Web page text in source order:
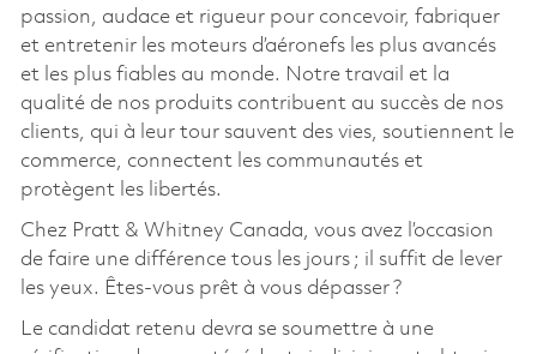
passion, audace et rigueur pour concevoir, fabriquer
et entretenir les moteurs d’aéronefs les plus avancés
et les plus fiables au monde. Notre travail et la
qualité de nos produits contribuent au succès de nos
clients, qui à leur tour sauvent des vies, soutiennent le
commerce, connectent les communautés et
protègent les libertés.
Chez Pratt & Whitney Canada, vous avez l’occasion
de faire une différence tous les jours ; il suffit de lever
les yeux. Êtes-vous prêt à vous dépasser ?
Le candidat retenu devra se soumettre à une